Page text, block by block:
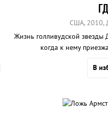
США, 2010,
Жизнь голливудской
когда к нему
В